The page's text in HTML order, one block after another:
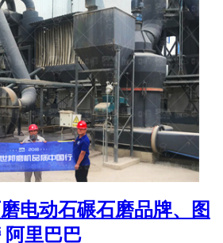
电动石碾石磨品牌、图
阿里巴巴